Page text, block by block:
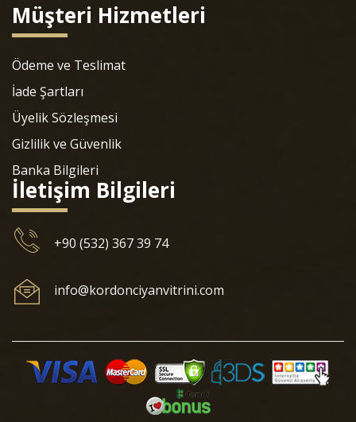
Müşteri Hizmetleri
Ödeme ve Teslimat
İade Şartları
Üyelik Sözleşmesi
Gizlilik ve Güvenlik
Banka Bilgileri
İletişim Bilgileri
+90 (532) 367 39 74
info@kordonciyanvitrini.com